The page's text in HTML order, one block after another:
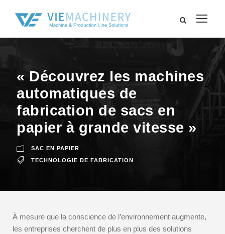
« Découvrez les machines
automatiques de
fabrication de sacs en
papier à grande vitesse »
SAC EN PAPIER
TECHNOLOGIE DE FABRICATION
À mesure que la conscience de l’environnement augmente,
les entreprises cherchent de plus en plus des solutions